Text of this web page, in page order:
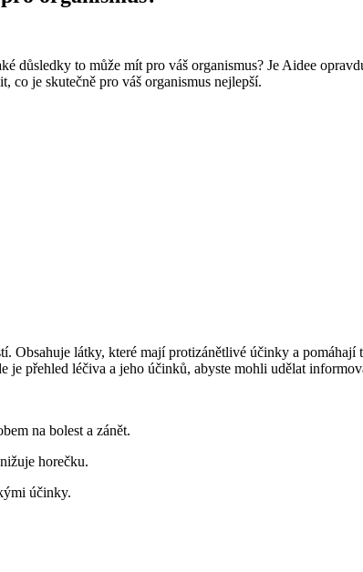
důsledky to může mít pro váš organismus? Je Aidee
co je skutečně pro váš organismus nejlepší.
Obsahuje látky, které mají protizánětlivé účinky a
je přehled léčiva a jeho účinků, abyste mohli udělat
na bolest a zánět.
horečku.
účinky.